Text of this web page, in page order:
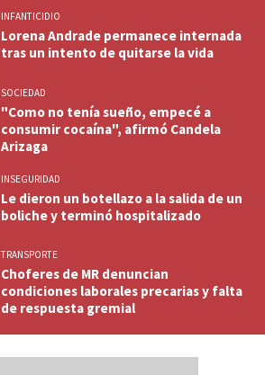
INFANTICIDIO
Lorena Andrade permanece internada
tras un intento de quitarse la vida
SOCIEDAD
"Como no tenía sueño, empecé a
consumir cocaína", afirmó Candela
Arizaga
INSEGURIDAD
Le dieron un botellazo a la salida de un
boliche y terminó hospitalizado
TRANSPORTE
Choferes de MR denuncian
condiciones laborales precarias y falta
de respuesta gremial